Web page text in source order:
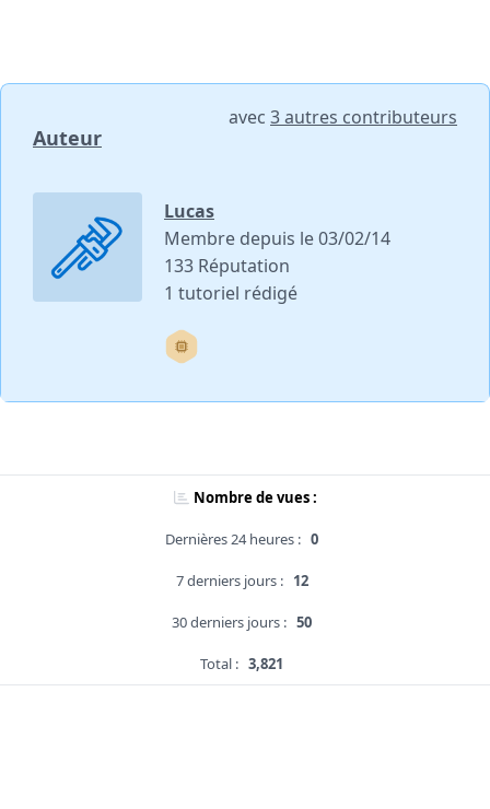
Auteur
avec 3 autres contributeurs
Lucas
Membre depuis le 03/02/14
133 Réputation
1 tutoriel rédigé
Nombre de vues :
Dernières 24 heures : 0
7 derniers jours : 12
30 derniers jours : 50
Total : 3,821